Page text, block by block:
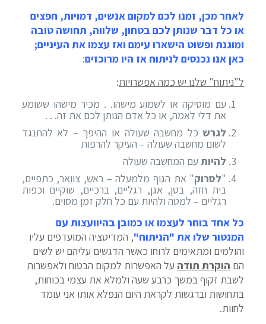
לאחר מכן, זמנו לכם למקום אנשים, דמויות, חפצים
או כל דבר שנותן לכם בטחון, שלווה, תחושה טובה
ומוגנת ופשוט הישארו עימם ואז עצמו את העיניים;
כאן אנו נכנסים לניתוח אז היו מרוכזים:
ל"ניתוח" שלנו יש כמה אפשרויות:
עם מוסיקה או לשמוע מישהו. . מכיר מישהו ששומע
את דלי לאמה, או כל אדם הנותן לכם את זה. . .
לגרש כל מחשבה שעולה או ההיפך – לא להתנגד
לשום מחשבה שעולה – העיקר להרפות
להיותעם המחשבה שעולה
"לסרוק" את הגוף מלמעלה – ראש, צוואר, כתפיים,
בית חזה, בטן, אגן, רגליים, ברכיים, שוקיים וכפות
רגליים – למטה ולהיות עם כל חלק זמן מסוים.
כל אחד בוחר לעצמו או כמובן בהיוועצות עם
המנטור שלו את "הניתוח", המדיטציה המועדפים עליו
והולמים ומתאימים לרוחו כאשר הדגשים עליהם יש לשים
הם הוקרת תודה על האפשרות למקום הבטוח ולאפשרות
לשבת זקוף במשך כרבע שעה ולמלא את עצמי בכוחות,
בתחושות וברגשות לקראת היום הנפלא אותו אני עומד
לחוות.